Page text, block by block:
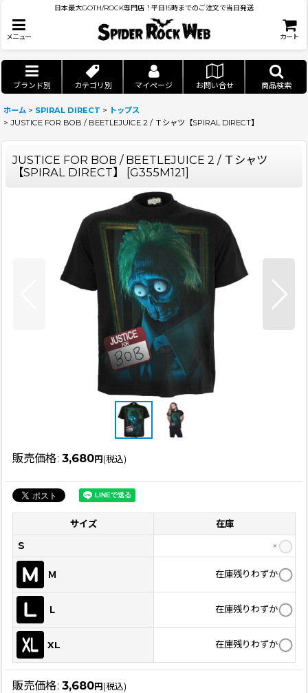
日本最大GOTH/ROCK専門店！平日15時までのご注文で当日発送
メニュー カート
ブランド別 カテゴリ別 マイページ お問い合せ 商品検索
ホーム > SPIRAL DIRECT >
トップス
> JUSTICE FOR BOB / BEETLEJUICE 2 / Ｔシャツ【SPIRAL DIRECT】
JUSTICE FOR BOB / BEETLEJUICE 2 / Ｔシャツ
【SPIRAL DIRECT】
[G355M121]
販売価格: 3,680円 (税込)
サイズ
在庫
Ｓ
×
Ｍ 在庫残りわずか
Ｌ 在庫残りわずか
XL 在庫残りわずか
販売価格: 3,680円 (税込)